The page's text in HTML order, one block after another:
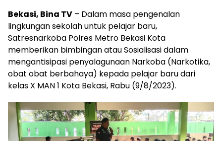
Bekasi, Bina TV – Dalam masa pengenalan
lingkungan sekolah untuk pelajar baru,
Satresnarkoba Polres Metro Bekasi Kota
memberikan bimbingan atau Sosialisasi dalam
mengantisipasi penyalagunaan Narkoba (Narkotika,
obat obat berbahaya) kepada pelajar baru dari
kelas X MAN 1 Kota Bekasi, Rabu (9/8/2023).